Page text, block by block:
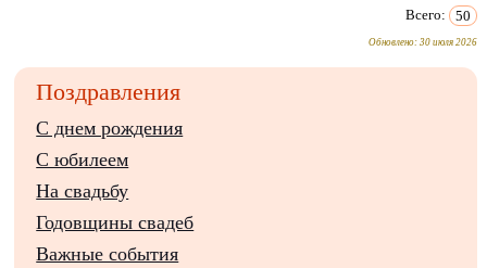
Всего: 50
Обновлено:30 июля 2026
Поздравления
С днем рождения
С юбилеем
На свадьбу
Годовщины свадеб
Важные события